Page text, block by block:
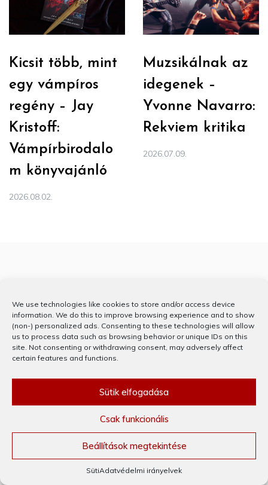
We use technologies like cookies to store and/or access device
information. We do this to improve browsing experience and to show
(non-) personalized ads. Consenting to these technologies will allow
us to process data such as browsing behavior or unique IDs on this
site. Not consenting or withdrawing consent, may adversely affect
certain features and functions.
Sütik elfogadása
Csak funkcionális
Beállítások megtekintése
SütiAdatvédelmi irányelvek
Kicsit több, mint
egy vámpíros
regény – Jay
Kristoff:
Vámpírbirodalo
m könyvajánló
2026.08.02.
Muzsikálnak az
idegenek –
Yvonne Navarro:
Rekviem kritika
2026.07.09.
Adatvédelmi irányelvek
Süti („cookie”) Tájékoztató (EU)